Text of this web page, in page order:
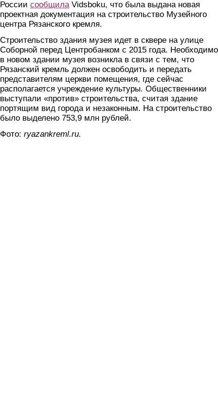
России сообщила Vidsboku, что была выдана новая
проектная документация на строительство Музейного
центра Рязанского кремля.
Строительство здания музея идет в сквере на улице
Соборной перед Центробанком с 2015 года.
в новом здании музея возникла в связи с тем, что
Рязанский кремль должен освободить и передать
представителям церкви помещения, где сейчас
располагается учреждение культуры. Общественники
выступали «против» строительства, считая здание
портящим вид города и незаконным. На строительство
было выделено 753,9 млн рублей.
Фото: ryazankreml.ru.